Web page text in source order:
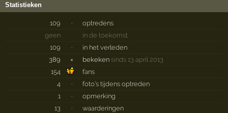
Statistieken
109 ·
optredens
geen
·
in de toekomst
109
·
in het verleden
389
× bekeken sinds 13 april 2013
154
fans
4
·
foto's tijdens optreden
1
·
opmerking
13
·
waarderingen